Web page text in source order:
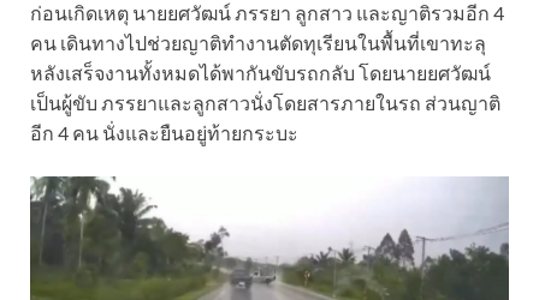
ก่อนเกิดเหตุ นายยศวัฒน์ ภรรยา ลูกสาว และญาติรวมอีก 4
คน เดินทางไปช่วยญาติทำงานตัดทุเรียนในพื้นที่เขาทะลุ
หลังเสร็จงานทั้งหมดได้พากันขับรถกลับ โดยนายยศวัฒน์
เป็นผู้ขับ ภรรยาและลูกสาวนั่งโดยสารภายในรถ ส่วนญาติ
อีก 4 คน นั่งและยืนอยู่ท้ายกระบะ